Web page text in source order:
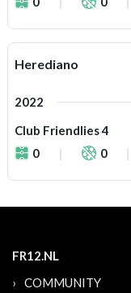
Herediano
2022
Club Friendlies 4
0
0
FR12.NL
COMMUNITY